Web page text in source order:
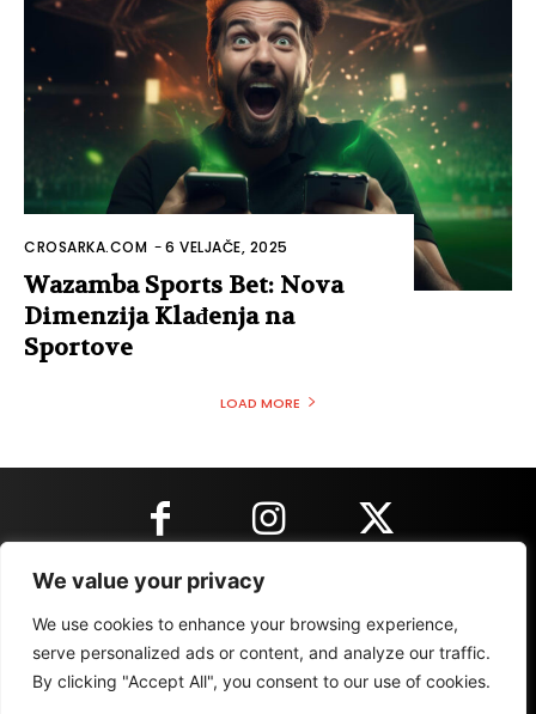
We value your privacy
We use cookies to enhance your browsing experience,
serve personalized ads or content, and analyze our traffic.
By clicking "Accept All", you consent to our use of cookies.
CROSARKA.COM -6 VELJAČE, 2025
Wazamba Sports Bet: Nova
Dimenzija Klađenja na
Sportove
LOAD MORE
KONTAKT INFORMACIJE
IMPRESSUM MARKETING REZULTATI